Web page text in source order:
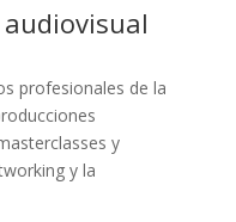
profesionales de la
y
y la